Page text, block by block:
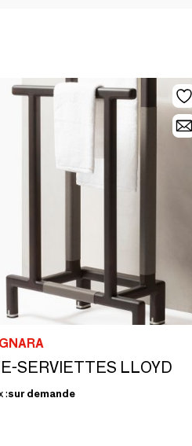
SERVIETTES LLOYD
:sur demande